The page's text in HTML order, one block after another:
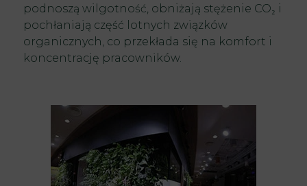
podnoszą wilgotność, obniżają stężenie CO₂ i
pochłaniają część lotnych związków
organicznych, co przekłada się na komfort i
koncentrację pracowników.